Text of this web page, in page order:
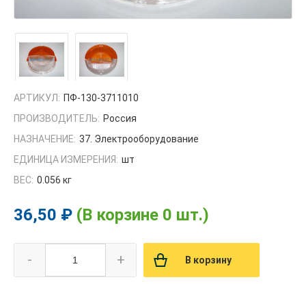
АРТИКУЛ: ПФ-130-3711010
ПРОИЗВОДИТЕЛЬ: Россия
НАЗНАЧЕНИЕ: 37. Электрооборудование
ЕДИНИЦА ИЗМЕРЕНИЯ: шт
ВЕС: 0.056 кг
36,50 ₽ (В корзине 0 шт.)
- + В корзину